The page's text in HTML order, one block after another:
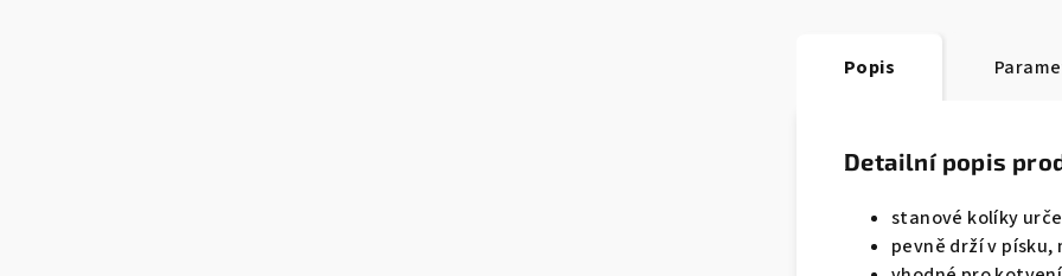
Popis
Detailní popis
stanové kolíky
pevně drží v písku,